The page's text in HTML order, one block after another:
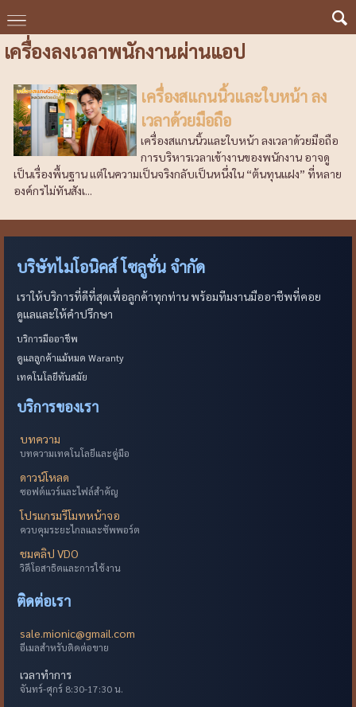
เครื่องลงเวลาพนักงานผ่านแอป
เครื่องสแกนนิ้วและใบหน้า ลง
เวลาด้วยมือถือ
เครื่องสแกนนิ้วและใบหน้า ลงเวลาด้วยมือถือ
การบริหารเวลาเข้างานของพนักงาน อาจดู
เป็นเรื่องพื้นฐาน แต่ในความเป็นจริงกลับเป็นหนึ่งใน “ต้นทุนแฝง” ที่หลาย
องค์กรไม่ทันสังเ...
บริษัทไมโอนิคส์ โซลูชั่น จำกัด
เราให้บริการที่ดีที่สุดเพื่อลูกค้าทุกท่าน พร้อมทีมงานมืออาชีพที่คอย
ดูแลและให้คำปรึกษา
บริการมืออาชีพ
ดูแลลูกค้าแม้หมด Waranty
เทคโนโลยีทันสมัย
บริการของเรา
บทความ
บทความเทคโนโลยีและคู่มือ
ดาวน์โหลด
ซอฟต์แวร์และไฟล์สำคัญ
โปรแกรมรีโมทหน้าจอ
ควบคุมระยะไกลและซัพพอร์ต
ชมคลิป VDO
วิดีโอสาธิตและการใช้งาน
ติดต่อเรา
sale.mionic@gmail.com
อีเมลสำหรับติดต่อขาย
เวลาทำการ
จันทร์-ศุกร์ 8:30-17:30 น.